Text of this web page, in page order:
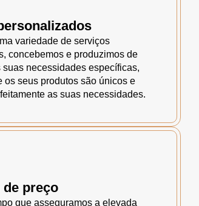
variedade de serviços
concebemos e produzimos de
suas necessidades específicas,
os seus produtos são únicos e
as suas necessidades.
de preço
que asseguramos a elevada